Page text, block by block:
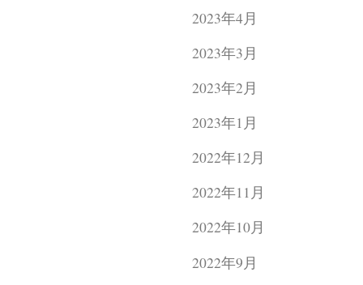
2023年4月
2023年3月
2023年2月
2023年1月
2022年12月
2022年11月
2022年10月
2022年9月